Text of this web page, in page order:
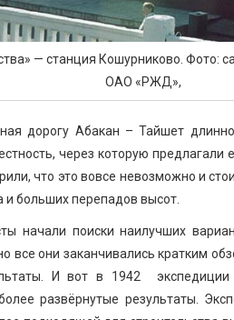
— станция Кошурниково. Фото:
ОАО «РЖД»,
дорогу Абакан – Тайшет
через которую предлагали
что это вовсе невозможно и
и больших перепадов высот.
начали поиски наилучших
все они заканчивались кратким
И вот в 1942 экспедиции
развёрнутые результаты.